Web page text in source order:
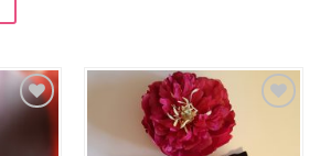
verlanglijst